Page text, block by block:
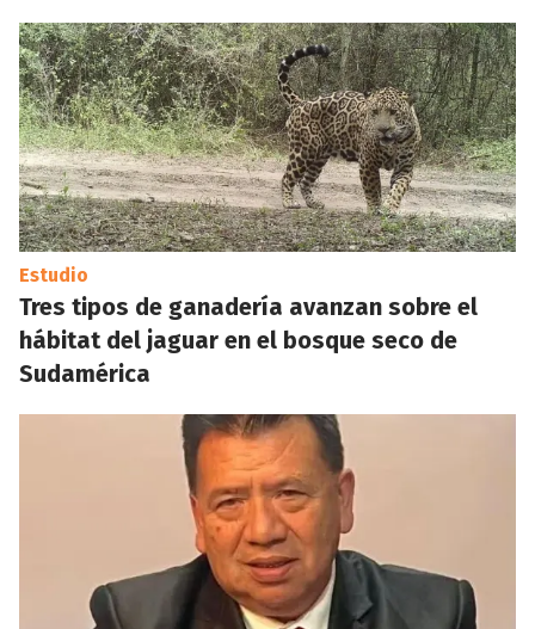
Estudio
Tres tipos de ganadería avanzan sobre el
hábitat del jaguar en el bosque seco de
Sudamérica